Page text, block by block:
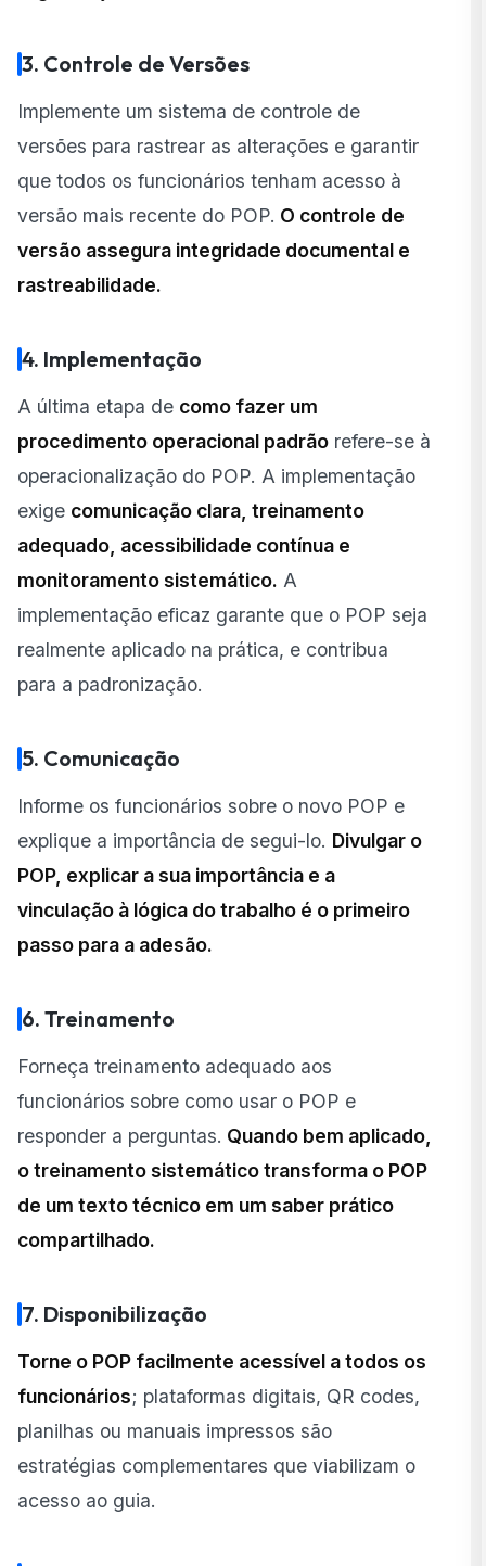
3. Controle de Versões
Implemente um sistema de controle de
versões para rastrear as alterações e garantir
que todos os funcionários tenham acesso à
versão mais recente do POP. O controle de
versão assegura integridade documental e
rastreabilidade.
4. Implementação
A última etapa de como fazer um
procedimento operacional padrão refere-se à
operacionalização do POP. A implementação
exige comunicação clara, treinamento
adequado, acessibilidade contínua e
monitoramento sistemático. A
implementação eficaz garante que o POP seja
realmente aplicado na prática, e contribua
para a padronização.
5. Comunicação
Informe os funcionários sobre o novo POP e
explique a importância de segui-lo. Divulgar o
POP, explicar a sua importância e a
vinculação à lógica do trabalho é o primeiro
passo para a adesão.
6. Treinamento
Forneça treinamento adequado aos
funcionários sobre como usar o POP e
responder a perguntas. Quando bem aplicado,
o treinamento sistemático transforma o POP
de um texto técnico em um saber prático
compartilhado.
7. Disponibilização
Torne o POP facilmente acessível a todos os
funcionários; plataformas digitais, QR codes,
planilhas ou manuais impressos são
estratégias complementares que viabilizam o
acesso ao guia.